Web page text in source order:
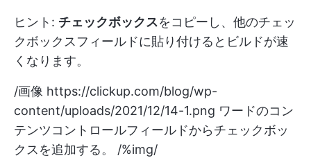
ヒント: チェックボックスをコピーし、他のチェッ
クボックスフィールドに貼り付けるとビルドが速
くなります。
/画像 https://clickup.com/blog/wp-
content/uploads/2021/12/14-1.png ワードのコン
テンツコントロールフィールドからチェックボッ
クスを追加する。 /%img/